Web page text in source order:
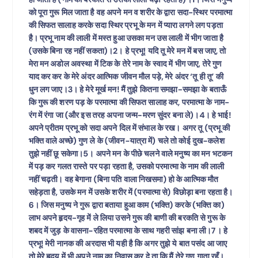
को पूरा गुरू मिल जाता है वह अपने मन व शरीर के द्वारा सदा-स्थिर परमात्मा
की सिफत सालाह करके सदा स्थिर प्रभू के मन में प्यारा लगने लग पड़ता
है। प्रभू नाम की लाली में मस्त हुआ उसका मन उस लाली में भीग जाता है
(उसके बिना रह नहीं सकता)।2। हे प्रभू! यदि तू मेरे मन में बस जाए, तो
मेरा मन अडोल अवस्था में टिक के तेरे नाम के स्वाद में भीग जाए, तेरे गुण
याद कर कर के मेरे अंदर आत्मिक जीवन मौल पड़े, मेरे अंदर ‘तू ही तू’ की
धुन लग जाए।3। हे मेरे मूर्ख मन! मैं तुझे कितना समझा-समझा के बताऊँ
कि गुरू की शरण पड़ के परमात्मा की सिफत सालाह कर, परमात्मा के नाम-
रंग में रंगा जा (और इस तरह अपना जन्म-मरण सुंदर बना ले)।4। हे भाई!
अपने प्रीतम प्रभू को सदा अपने दिल में संभाल के रख। अगर तू (प्रभू की
भक्ति वाले अच्छे) गुण ले के (जीवन-यात्रा में) चले तो कोई दुख-कलेश
तुझे नहीं छू सकेगा।5। अपने मन के पीछे चलने वाले मनुष्य का मन भटकन
में पड़ कर गलत रास्ते पर पड़ा रहता है, उसको परमात्मा के नाम की लाली
नहीं चढ़ती। वह बेगाना (बिना पति वाला निखसमा) हो के आत्मिक मौत
सहेड़ता है, उसके मन में उसके शरीर में (परमात्मा से) विछोड़ा बना रहता है।
6। जिस मनुष्य ने गुरू द्वारा बताया हुआ काम (भक्ति) करके (भक्ति का)
लाभ अपने हृदय-गृह में ले लिया उसने गुरू की बाणी की बरकति से गुरू के
शबद में जुड़ के वासना-रहित परमात्मा के साथ गहरी सांझ बना ली।7। हे
प्रभू! मेरी नानक की अरदास भी यही है कि अगर तुझे ये बात पसंद आ जाए